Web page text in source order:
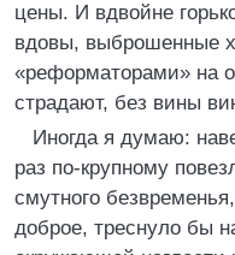
цены. И вдвойне
вдовы, выброшенные
«реформаторами» на
страдают, без вины
Иногда я думаю:
раз по-крупному
смутного
доброе, треснуло бы